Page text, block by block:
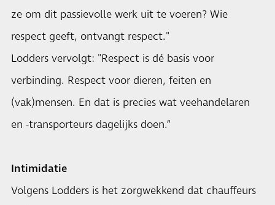
ze om dit passievolle werk uit te voeren? Wie
respect geeft, ontvangt respect."
Lodders vervolgt: "Respect is dé basis voor
verbinding. Respect voor dieren, feiten en
(vak)mensen. En dat is precies wat veehandelaren
en -transporteurs dagelijks doen.”
Intimidatie
Volgens Lodders is het zorgwekkend dat chauffeurs